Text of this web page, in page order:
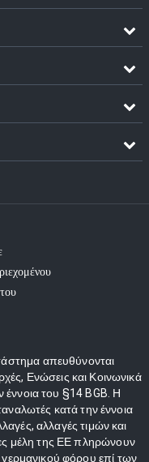
απευθύνονται
Ενώσεις και Κοινωνικά
έννοια του §14 BGB. Η
κατά την έννοια
αλλαγές τιμών και
μέλη της ΕΕ πληρώνουν
φόρου επί των